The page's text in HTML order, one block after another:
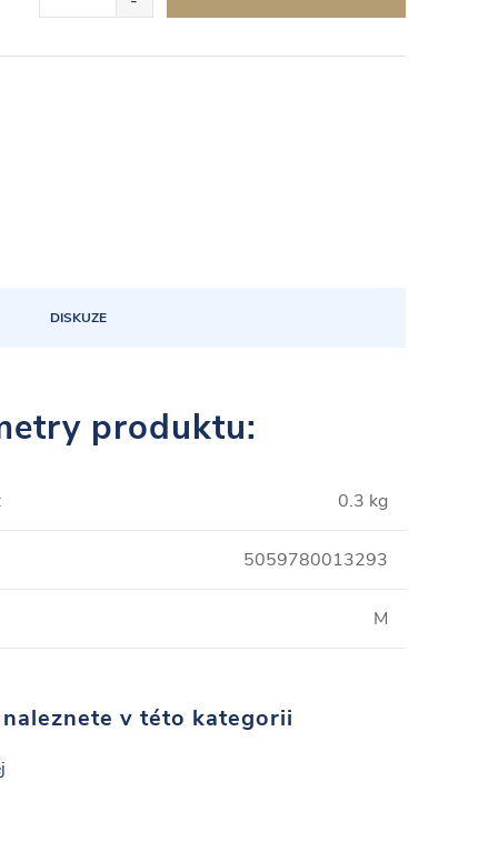
DISKUZE
produktu:
0.3 kg
5059780013293
M
v této kategorii